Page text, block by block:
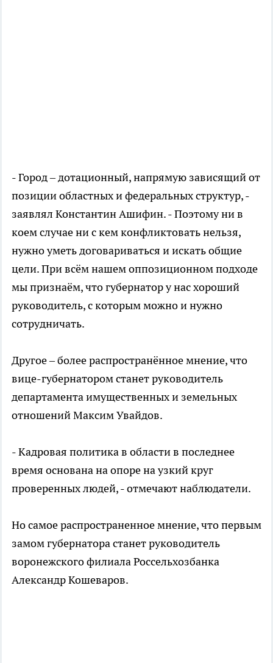
- Город – дотационный, напрямую зависящий от
позиции областных и федеральных структур, -
заявлял Константин Ашифин. - Поэтому ни в
коем случае ни с кем конфликтовать нельзя,
нужно уметь договариваться и искать общие
цели. При всём нашем оппозиционном подходе
мы признаём, что губернатор у нас хороший
руководитель, с которым можно и нужно
сотрудничать.
Другое – более распространённое мнение, что
вице-губернатором станет руководитель
департамента имущественных и земельных
отношений Максим Увайдов.
- Кадровая политика в области в последнее
время основана на опоре на узкий круг
проверенных людей, - отмечают наблюдатели.
Но самое распространенное мнение, что первым
замом губернатора станет руководитель
воронежского филиала Россельхозбанка
Александр Кошеваров.